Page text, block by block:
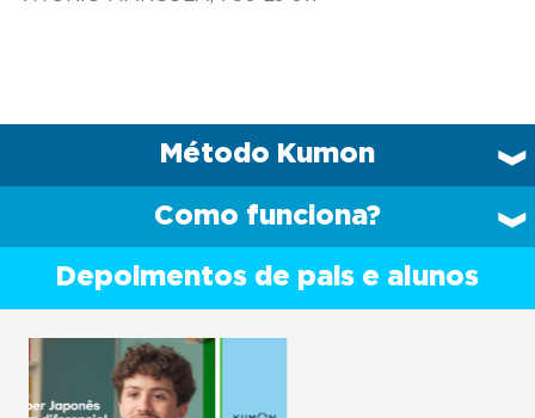
Método Kumon
Como funciona?
Depoimentos de pais e alunos